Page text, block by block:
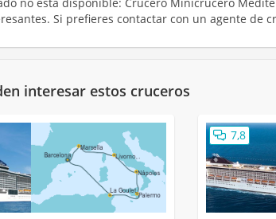
no está disponible: Crucero Minicrucero
Si prefieres contactar con un agente de
interesar estos cruceros
7,8